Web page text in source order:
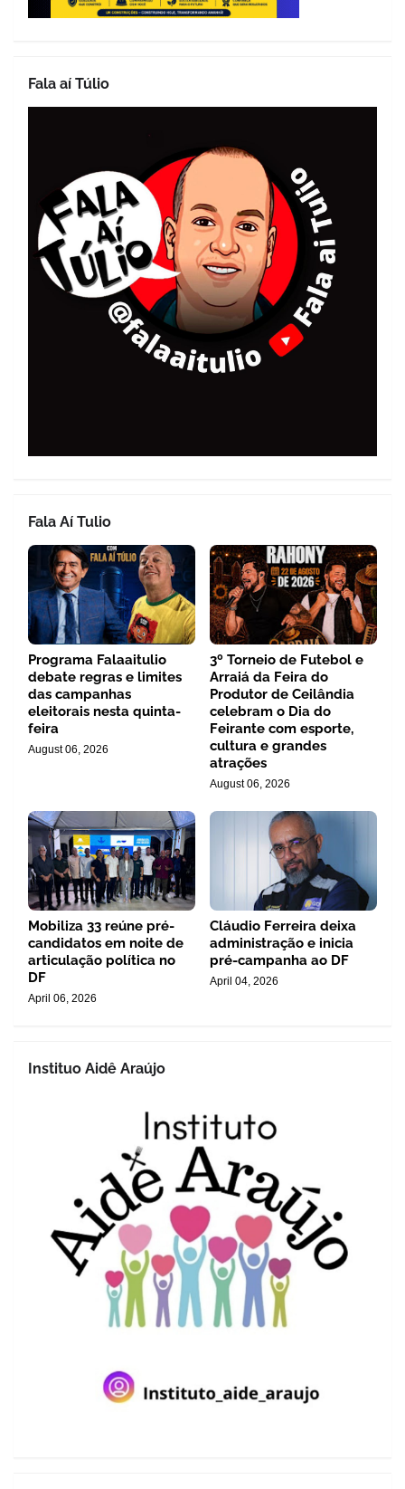
Fala aí Túlio
Fala Aí Tulio
Programa Falaaitulio
debate regras e limites
das campanhas
eleitorais nesta quinta-
feira
August 06, 2026
3º Torneio de Futebol e
Arraiá da Feira do
Produtor de Ceilândia
celebram o Dia do
Feirante com esporte,
cultura e grandes
atrações
August 06, 2026
Mobiliza 33 reúne pré-
candidatos em noite de
articulação política no
DF
April 06, 2026
Cláudio Ferreira deixa
administração e inicia
pré-campanha ao DF
April 04, 2026
Instituo Aidê Araújo